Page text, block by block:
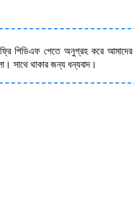
পিডিএফ পেতে অনুগ্রহ করে আমাদের
সাথে থাকার জন্য ধন্যবাদ।